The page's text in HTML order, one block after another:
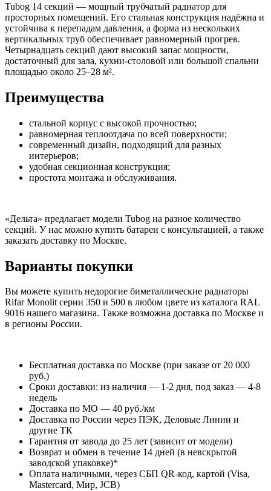
Tubog 14 секций — мощный трубчатый радиатор для
просторных помещений. Его стальная конструкция надёжна и
устойчива к перепадам давления, а форма из нескольких
вертикальных труб обеспечивает равномерный прогрев.
Четырнадцать секций дают высокий запас мощности,
достаточный для зала, кухни-столовой или большой спальни
площадью около 25–28 м².
Преимущества
стальной корпус с высокой прочностью;
равномерная теплоотдача по всей поверхности;
современный дизайн, подходящий для разных
интерьеров;
удобная секционная конструкция;
простота монтажа и обслуживания.
«Дельта» предлагает модели Tubog на разное количество
секций. У нас можно купить батареи с консультацией, а также
заказать доставку по Москве.
Варианты покупки
Вы можете купить недорогие биметаллические радиаторы
Rifar Monolit серии 350 и 500 в любом цвете из каталога RAL
9016 нашего магазина. Также возможна доставка по Москве и
в регионы России.
Бесплатная доставка по Москве (при заказе от 20 000
руб.)
Сроки доставки: из наличия — 1-2 дня, под заказ — 4-8
недель
Доставка по МО — 40 руб./км
Доставка по России через ПЭК, Деловые Линии и
другие ТК
Гарантия от завода до 25 лет (зависит от модели)
Возврат и обмен в течение 14 дней (в невскрытой
заводской упаковке)*
Оплата наличными, через СБП QR-код, картой (Visa,
Mastercard, Мир, JCB)